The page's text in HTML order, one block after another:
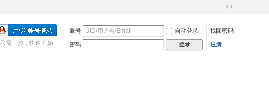
切
到
账号 自动登录
找回密码
密码
登录 注册
只需一步，快速开始